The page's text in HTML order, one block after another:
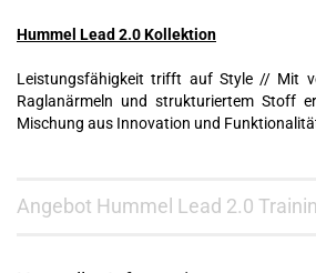
Hummel Lead 2.0 Kollektion
Leistungsfähigkeit trifft auf Style // Mit
Raglanärmeln und strukturiertem Stoff
Mischung aus Innovation und
Angebot Hummel Lead 2.0